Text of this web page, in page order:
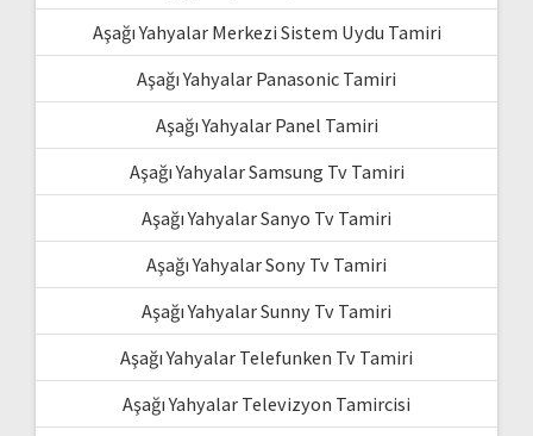
Aşağı Yahyalar Merkezi Sistem Uydu Tamiri
Aşağı Yahyalar Panasonic Tamiri
Aşağı Yahyalar Panel Tamiri
Aşağı Yahyalar Samsung Tv Tamiri
Aşağı Yahyalar Sanyo Tv Tamiri
Aşağı Yahyalar Sony Tv Tamiri
Aşağı Yahyalar Sunny Tv Tamiri
Aşağı Yahyalar Telefunken Tv Tamiri
Aşağı Yahyalar Televizyon Tamircisi